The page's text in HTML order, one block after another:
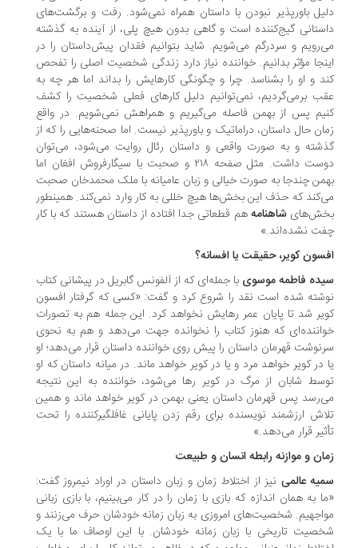
باورپذیر نبودن با داستان همراه نمی‌شود. رفت و برگشت‌های
گیج‌کننده است و گاهی بدون هیچ پلی، از آینده به گذشته
و سردرگم می‌شویم. شاید بتوانیم فقدان پیش‌داستان را در
مؤثر بدانیم. خواننده نیاز دارد زندگی شخصیت اصلی را تفحص
و او را بشناسد. چرا و چگونگی کارهایش را بداند اما هر چه به
برمی‌گردیم، نمی‌توانیم دلیل کارهای فعلی شخصیت را کشف
پس از بهمن فاصله می‌گیریم و همراهش نمی‌شویم. در واقع
حال داستان، دراماتیک و باورپذیر نیست. اما صحنه‌هایی را که از
و به صورت واقعی و داستان رئال روایت می‌شود، می‌توان
دوست داشت. مثل صفحه ۲۱۸ و صحبت با سیگارفروش افغان اما
چندجا به صورت خیالی و زبان عامیانه با ملک محمدخان صحبت
که حذف این بخش‌ها هیچ خللی به کار وارد نمی‌کند. همینطور
شاهنامههم قطعاتی جدا افتاده از داستان هستند که با کار
نشده‌اند.»
کویر، حقیقت یا افسانه؟
فاطمه موسویبا جمله‌ای که از آلفونس گابریل در پیشانی کتاب
شده است نقد را شروع کرد و گفت: «کسی که گرفتار افسون
شد تا پایان عمر رهایش نخواهد کرد. این جمله هم به تصورات
که هنوز کتاب را نخوانده جهت می‌دهد و هم به نحوی
قهرمان داستان را پیش روی خواننده داستان قرار می‌دهد؛ او
در کویر خواهد مرد و یا در کویر خواهد ماند. در میانه داستان که او
شابان از مرگ در کویر رها می‌شود، خواننده به این نتیجه
پس قهرمان داستان یعنی بهمن در کویر خواهد ماند و همین
ارزشمند نویسنده برای رقم زدن پایانی غافلگیرکننده را تحت
قرار می‌دهد.»
و موازنه رابطه انسان و طبیعت
عالمینیز از اختلاط زمان و زبان داستان در اوراد نیمروز گفت:
به همان اندازه که بازی با زمان را در کار می‌بینیم، با بازی زبانی
شخصیت‌های امروزی به زبان زمانه خودشان حرف می‌زنند و
تاریخی با زبان زمانه خودشان. با این اوصاف ما با یک